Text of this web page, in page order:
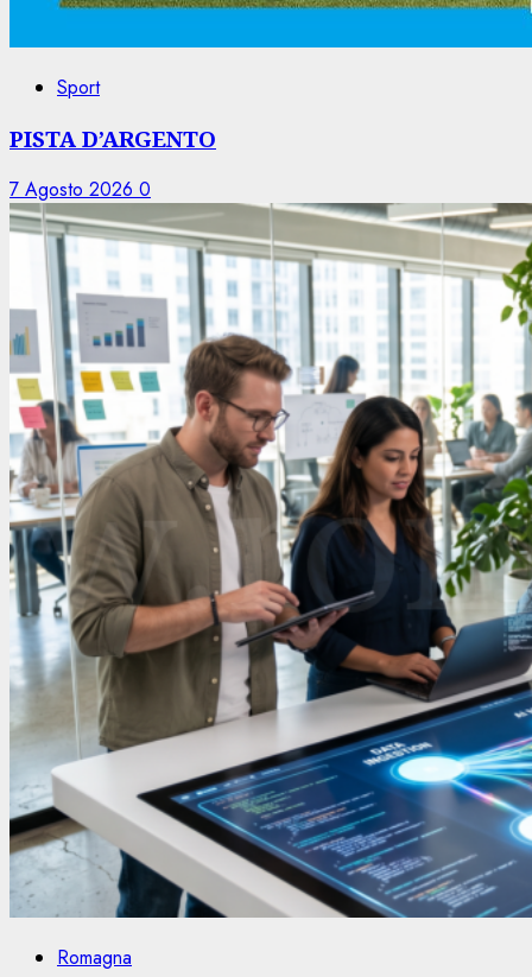
Sport
PISTA D’ARGENTO
7 Agosto 2026 0
Romagna